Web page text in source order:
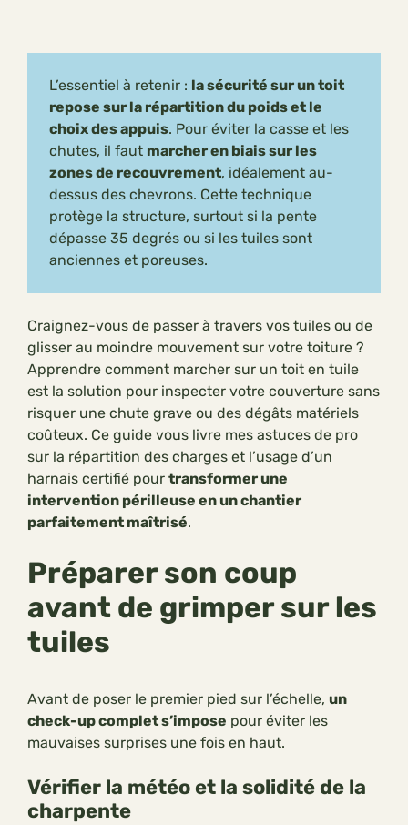
L’essentiel à retenir : la sécurité sur un toit
repose sur la répartition du poids et le
choix des appuis. Pour éviter la casse et les
chutes, il faut marcher en biais sur les
zones de recouvrement, idéalement au-
dessus des chevrons. Cette technique
protège la structure, surtout si la pente
dépasse 35 degrés ou si les tuiles sont
anciennes et poreuses.
Craignez-vous de passer à travers vos tuiles ou de
glisser au moindre mouvement sur votre toiture ?
Apprendre comment marcher sur un toit en tuile
est la solution pour inspecter votre couverture sans
risquer une chute grave ou des dégâts matériels
coûteux. Ce guide vous livre mes astuces de pro
sur la répartition des charges et l’usage d’un
harnais certifié pour transformer une
intervention périlleuse en un chantier
parfaitement maîtrisé.
Préparer son coup
avant de grimper sur les
tuiles
Avant de poser le premier pied sur l’échelle, un
check-up complet s’impose pour éviter les
mauvaises surprises une fois en haut.
Vérifier la météo et la solidité de la
charpente